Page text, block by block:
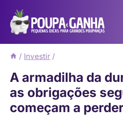
para
Conteúdo
/ Investir /
A armadilha da
as obrigações
começam a